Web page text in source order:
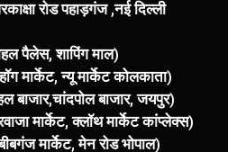
रोड पहाड़गंज ,नई दिल्ली
पैलेस, शापिंग माल)
मार्केट, न्यू मार्केट कोलकाता)
बाजार,चांदपोल बाजार, जयपुर)
मार्केट, क्लॉथ मार्केट कांप्लेक्स)
मार्केट, मेन रोड भोपाल)